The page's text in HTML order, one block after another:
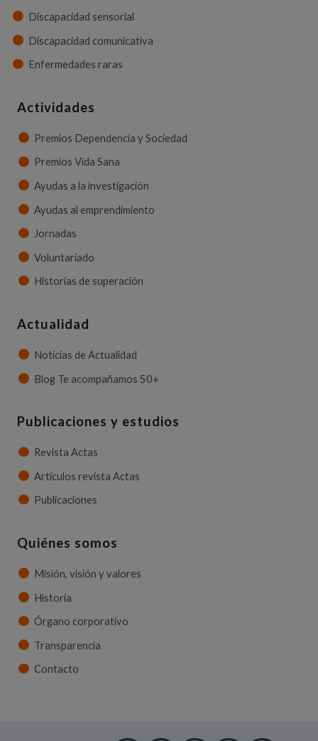
Discapacidad sensorial
Discapacidad comunicativa
Enfermedades raras
Actividades
Premios Dependencia y Sociedad
Premios Vida Sana
Ayudas a la investigación
Ayudas al emprendimiento
Jornadas
Voluntariado
Historias de superación
Actualidad
Noticias de Actualidad
Blog Te acompañamos 50+
Publicaciones y estudios
Revista Actas
Artículos revista Actas
Publicaciones
Quiénes somos
Misión, visión y valores
Historia
Órgano corporativo
Transparencia
Contacto